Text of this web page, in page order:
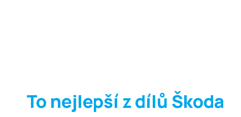
To nejlepší z dílů Škoda